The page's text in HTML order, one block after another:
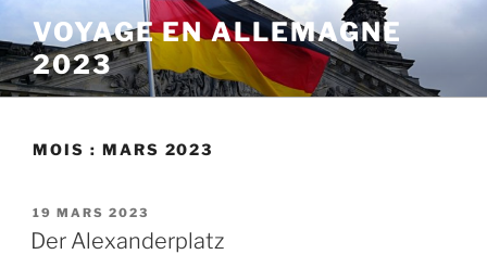
Aller
au
contenu
principal
VOYAGE EN ALLEMAGNE
2023
MOIS : MARS 2023
PUBLIÉ
LE
19 MARS 2023
Der Alexanderplatz